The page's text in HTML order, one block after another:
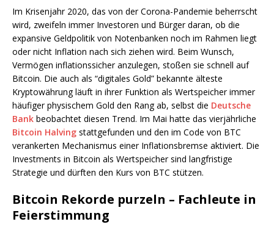
Im Krisenjahr 2020, das von der Corona-Pandemie beherrscht
wird, zweifeln immer Investoren und Bürger daran, ob die
expansive Geldpolitik von Notenbanken noch im Rahmen liegt
oder nicht Inflation nach sich ziehen wird. Beim Wunsch,
Vermögen inflationssicher anzulegen, stoßen sie schnell auf
Bitcoin. Die auch als “digitales Gold” bekannte älteste
Kryptowährung läuft in ihrer Funktion als Wertspeicher immer
häufiger physischem Gold den Rang ab, selbst die Deutsche
Bank beobachtet diesen Trend. Im Mai hatte das vierjährliche
Bitcoin Halving stattgefunden und den im Code von BTC
verankerten Mechanismus einer Inflationsbremse aktiviert. Die
Investments in Bitcoin als Wertspeicher sind langfristige
Strategie und dürften den Kurs von BTC stützen.
Bitcoin Rekorde purzeln – Fachleute in
Feierstimmung